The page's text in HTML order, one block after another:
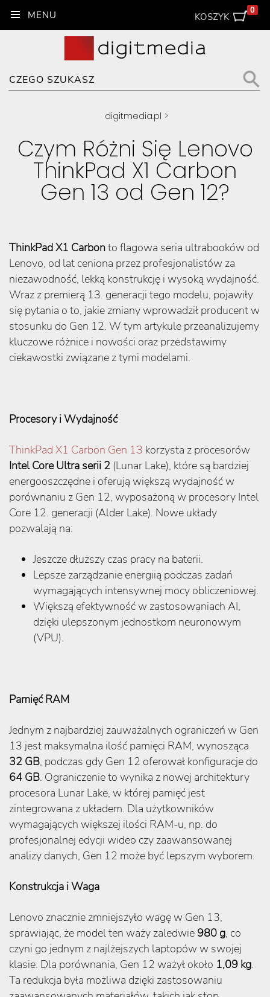
KOSZYK
0
digitmedia.pl >
Czym Różni Się Lenovo
ThinkPad X1 Carbon
Gen 13 od Gen 12?
ThinkPad X1 Carbonto flagowa seria ultrabooków od
Lenovo, od lat ceniona przez profesjonalistów za
niezawodność, lekką konstrukcję i wysoką wydajność.
Wraz z premierą 13. generacji tego modelu, pojawiły
się pytania o to, jakie zmiany wprowadził producent w
stosunku do Gen 12. W tym artykule przeanalizujemy
kluczowe różnice i nowości oraz przedstawimy
ciekawostki związane z tymi modelami.
Procesory i Wydajność
ThinkPad X1 Carbon Gen 13 korzysta z procesorów
Intel Core Ultra serii 2 (Lunar Lake), które są bardziej
energooszczędne i oferują większą wydajność w
porównaniu z Gen 12, wyposażoną w procesory Intel
Core 12. generacji (Alder Lake). Nowe układy
pozwalają na:
Jeszcze dłuższy czas pracy na baterii.
Lepsze zarządzanie energiią podczas zadań
wymagających intensywnej mocy obliczeniowej.
Większą efektywność w zastosowaniach AI,
dzięki ulepszonym jednostkom neuronowym
(VPU).
Pamięć RAM
Jednym z najbardziej zauważalnych ograniczeń w Gen
13 jest maksymalna ilość pamięci RAM, wynosząca
32 GB, podczas gdy Gen 12 oferował konfiguracje do
64 GB. Ograniczenie to wynika z nowej architektury
procesora Lunar Lake, w której pamięć jest
zintegrowana z układem. Dla użytkowników
wymagających większej ilości RAM-u, np. do
profesjonalnej edycji wideo czy zaawansowanej
analizy danych, Gen 12 może być lepszym wyborem.
Konstrukcja i Waga
Lenovo znacznie zmniejszyło wagę w Gen 13,
sprawiając, że model ten waży zaledwie 980 g, co
czyni go jednym z najlżejszych laptopów w swojej
klasie. Dla porównania, Gen 12 ważył około 1,09 kg.
Ta redukcja była możliwa dzięki zastosowaniu